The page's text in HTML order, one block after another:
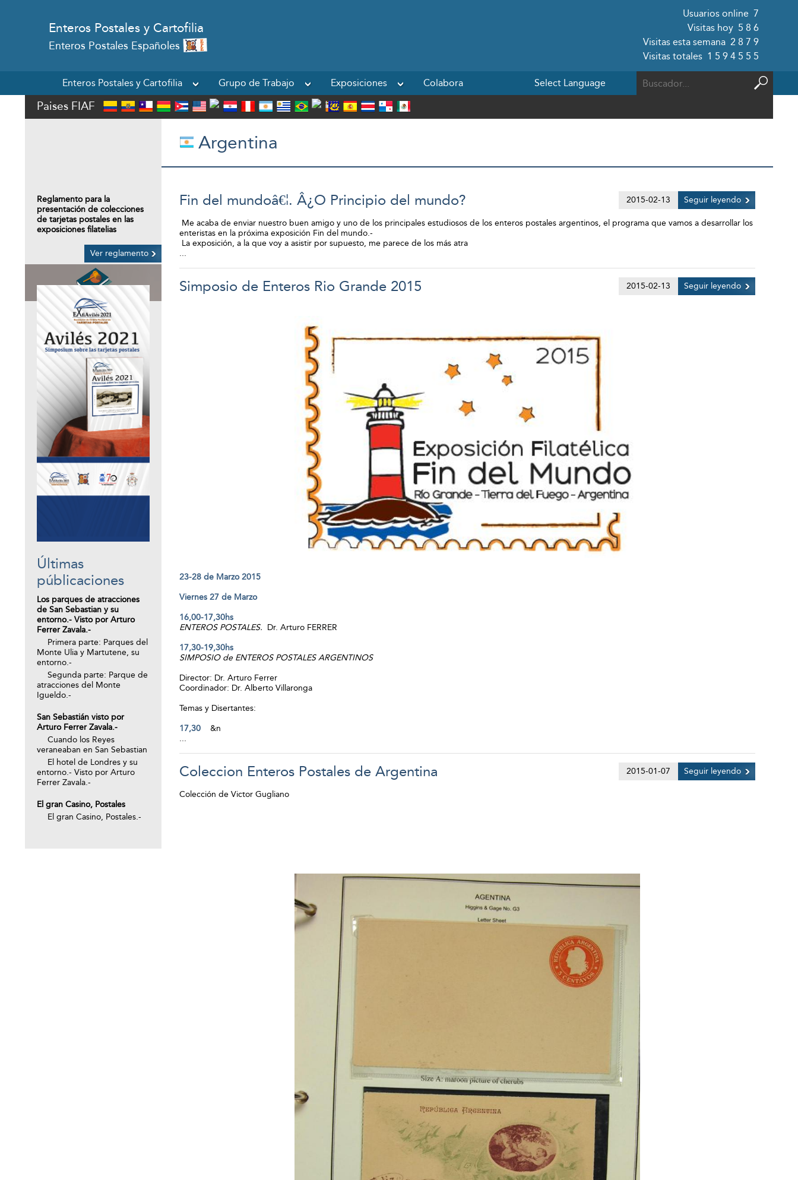
Enteros Postales y Cartofilia
Enteros Postales Españoles
Usuarios online 7
Visitas hoy 586
Visitas esta semana 2879
Visitas totales 1594555
Enteros Postales y Cartofilia Grupo de Trabajo Exposiciones Colabora
Paises FIAF
Reglamento para la
presentación de colecciones
de tarjetas postales en las
exposiciones filatelias
Ver reglamento
Últimas
públicaciones
Los parques de atracciones
de San Sebastian y su
entorno.- Visto por Arturo
Ferrer Zavala.-
Primera parte: Parques del
Monte Ulia y Martutene, su
entorno.-
Segunda parte: Parque de
atracciones del Monte
Igueldo.-
San Sebastián visto por
Arturo Ferrer Zavala.-
Cuando los Reyes
veraneaban en San Sebastian
El hotel de Londres y su
entorno.- Visto por Arturo
Ferrer Zavala.-
El gran Casino, Postales
El gran Casino, Postales.-
Argentina
Fin del mundoâ€¦. Â¿O Principio del mundo?
Me acaba de enviar nuestro buen amigo y uno de los principales estudiosos de los enteros postales argentinos, el programa que vamos a desarrollar los
enteristas en la próxima exposición Fin del mundo.-
La exposición, a la que voy a asistir por supuesto, me parece de los más atra
...
2015-02-13 Seguir leyendo
Simposio de Enteros Rio Grande 2015
23-28 de Marzo 2015
Viernes 27 de Marzo
16,00-17,30hs
ENTEROS POSTALES. Dr. Arturo FERRER
17,30-19,30hs
SIMPOSIO de ENTEROS POSTALES ARGENTINOS
Director: Dr. Arturo Ferrer
Coordinador: Dr. Alberto Villaronga
Temas y Disertantes:
17,30 &n
...
2015-02-13 Seguir leyendo
Coleccion Enteros Postales de Argentina
Colección de Victor Gugliano
2015-01-07 Seguir leyendo